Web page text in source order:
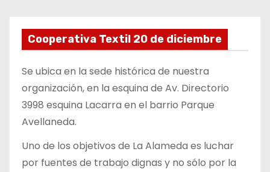
Cooperativa Textil 20 de diciembre
Se ubica en la sede histórica de nuestra
organización, en la esquina de Av. Directorio
3998 esquina Lacarra en el barrio Parque
Avellaneda.
Uno de los objetivos de La Alameda es luchar
por fuentes de trabajo dignas y no sólo por la